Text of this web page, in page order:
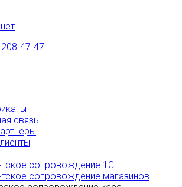
47-47
связь
сопровождение 1С
сопровождение магазинов